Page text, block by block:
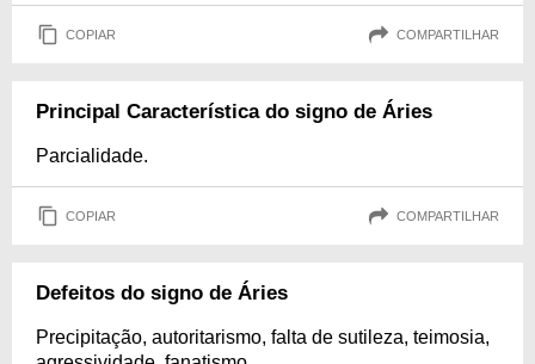
COPIAR COMPARTILHAR
Principal Característica do signo de Áries
Parcialidade.
COPIAR COMPARTILHAR
Defeitos do signo de Áries
Precipitação, autoritarismo, falta de sutileza, teimosia,